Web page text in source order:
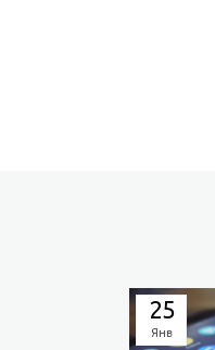
25
Янв